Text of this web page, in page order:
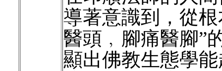
導著意識到，從
醫頭﹐腳痛醫腳”
顯出佛教生態學